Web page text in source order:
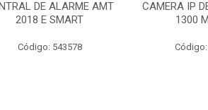
DE ALARME AMT
2018 E SMART
Código: 543578
CAMERA IP
1300